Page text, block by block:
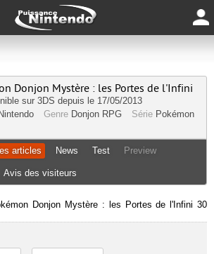
Donjon Mystère : les Portes de l'Infini
sur 3DS depuis le 17/05/2013
Nintendo Genre Donjon RPG Série Pokémon
articles News Test Preview
Avis des visiteurs
Donjon Mystère : les Portes de l'Infini 30